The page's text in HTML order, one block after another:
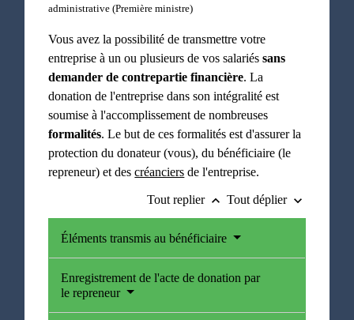
administrative (Première ministre)
Vous avez la possibilité de transmettre votre
entreprise à un ou plusieurs de vos salariéssans
demander de contrepartie financière. La
donation de l'entreprise dans son intégralité est
soumise à l'accomplissement de nombreuses
formalités. Le but de ces formalités est d'assurer la
protection du donateur (vous), du bénéficiaire (le
repreneur) et descréanciers de l'entreprise.
Tout replier keyboard_arrow_up Tout déplier keyboard_arrow_down
Éléments transmis au bénéficiaire
Enregistrement de l'acte de donation par
le repreneur